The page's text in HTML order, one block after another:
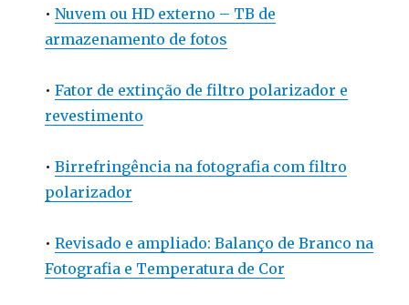
•Nuvem ou HD externo – TB de
armazenamento de fotos
•Fator de extinção de filtro polarizador e
revestimento
•Birrefringência na fotografia com filtro
polarizador
•Revisado e ampliado: Balanço de Branco na
Fotografia e Temperatura de Cor